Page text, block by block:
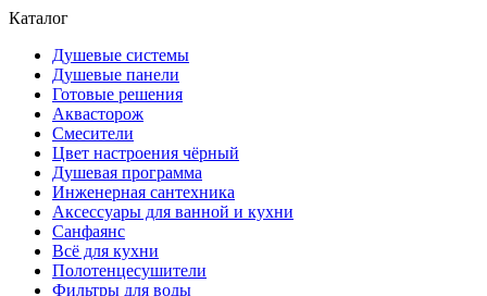
Каталог
Душевые системы
Душевые панели
Готовые решения
Аквасторож
Смесители
Цвет настроения чёрный
Душевая программа
Инженерная сантехника
Аксессуары для ванной и кухни
Санфаянс
Всё для кухни
Полотенцесушители
Фильтры для воды